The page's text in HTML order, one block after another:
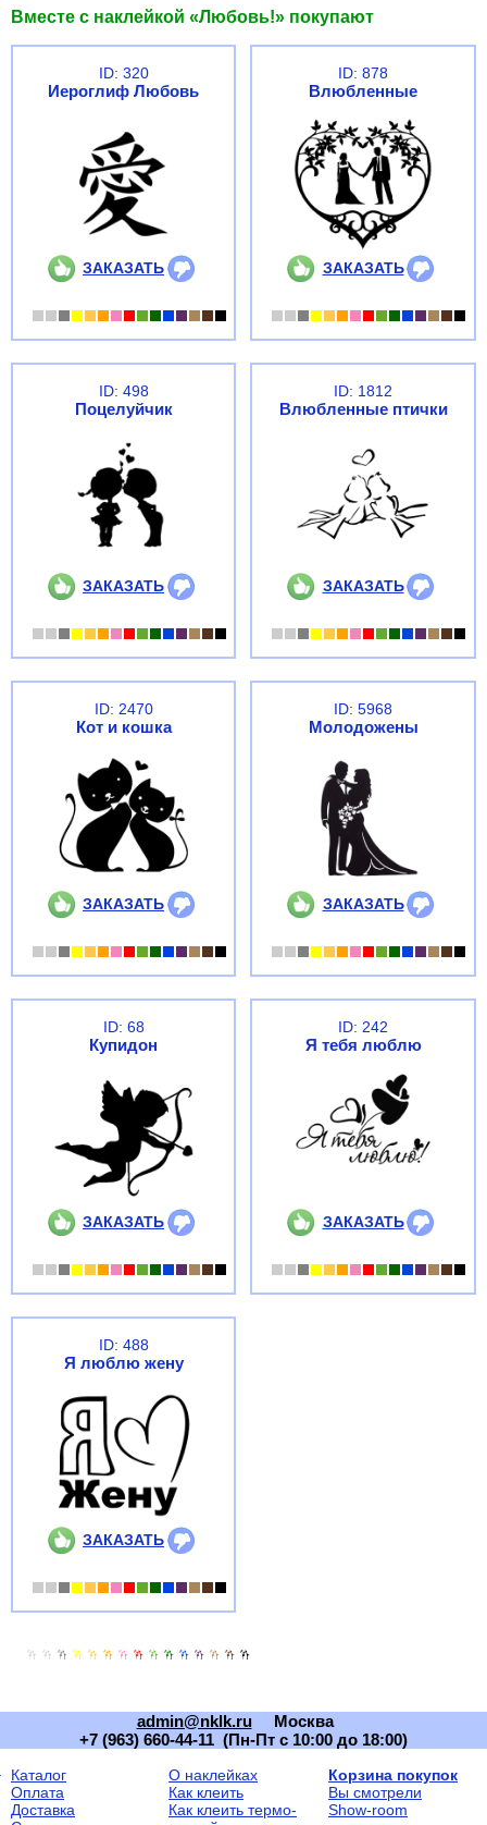
Вместе с наклейкой «Любовь!» покупают
ID: 320
Иероглиф Любовь
ЗАКАЗАТЬ
ID: 878
Влюбленные
ЗАКАЗАТЬ
ID: 498
Поцелуйчик
ЗАКАЗАТЬ
ID: 1812
Влюбленные птички
ЗАКАЗАТЬ
ID: 2470
Кот и кошка
ЗАКАЗАТЬ
ID: 5968
Молодожены
ЗАКАЗАТЬ
ID: 68
Купидон
ЗАКАЗАТЬ
ID: 242
Я тебя люблю
ЗАКАЗАТЬ
ID: 488
Я люблю жену
ЗАКАЗАТЬ
admin@nklk.ru
Москва
+7 (963) 660-44-11 (Пн-Пт с 10:00 до 18:00)
Каталог
Оплата
Доставка
О наклейках
Как клеить
Как клеить термо-
Корзина покупок
Вы смотрели
Show-room